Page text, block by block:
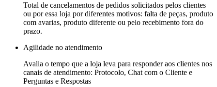
Total de cancelamentos de pedidos solicitados pelos clientes
ou por essa loja por diferentes motivos: falta de peças, produto
com avarias, produto diferente ou pelo recebimento fora do
prazo.
Agilidade no atendimento
Avalia o tempo que a loja leva para responder aos clientes nos
canais de atendimento: Protocolo, Chat com o Cliente e
Perguntas e Respostas